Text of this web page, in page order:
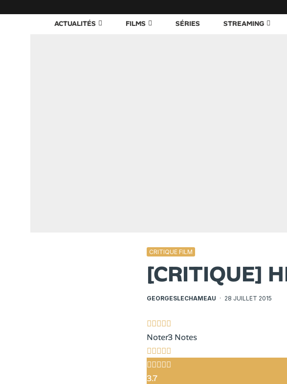
ACTUALITÉS FILMS SÉRIES STREAMING
CRITIQUE FILM
[CRITIQUE]
GEORGESLECHAMEAU · 28 JUILLET 2015
Noter3 Notes
3.7